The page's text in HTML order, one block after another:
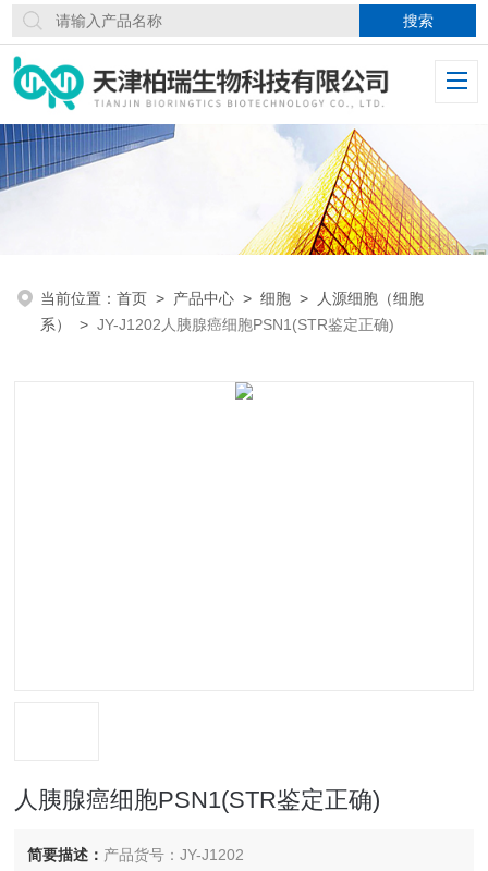
当前位置：首页 > 产品中心 >细胞 >
人源细胞（细胞
系）
>JY-J1202人胰腺癌细胞PSN1(STR鉴定正确)
人胰腺癌细胞PSN1(STR鉴定正确)
简要描述： 产品货号：JY-J1202